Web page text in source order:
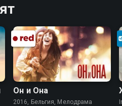
Он и Она
2016, Бельгия, Мелодрама